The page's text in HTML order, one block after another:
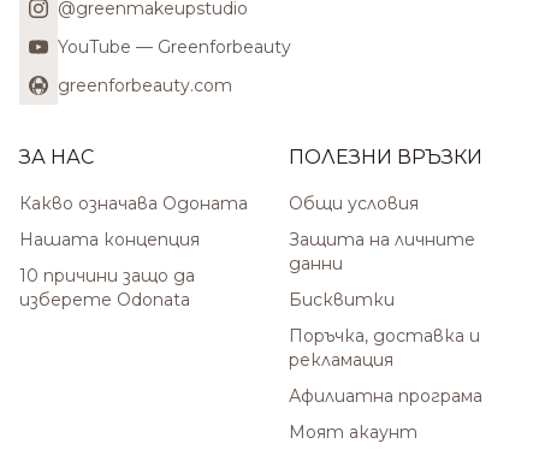
@greenmakeupstudio
YouTube — Greenforbeauty
greenforbeauty.com
ЗА НАС
Какво означава Одоната
Нашата концепция
10 причини защо да
изберете Odonata
ПОЛЕЗНИ ВРЪЗКИ
Общи условия
Защита на личните
данни
Бисквитки
Поръчка, доставка и
рекламация
Афилиатна програма
Моят акаунт